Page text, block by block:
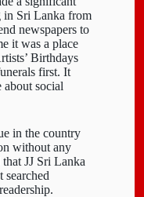
in Sri Lanka from
newspapers to
it was a place
Birthdays
first. It
about social
in the country
without any
JJ Sri Lanka
searched